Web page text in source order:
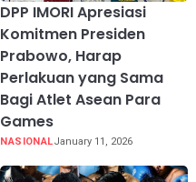
DPP IMORI Apresiasi
Komitmen Presiden
Prabowo, Harap
Perlakuan yang Sama
Bagi Atlet Asean Para
Games
NASIONALJanuary 11, 2026